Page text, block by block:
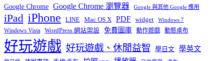
Google Chrome Google Chrome 瀏覽器 Google 與其他 Google 應用
iPad iPhone LINE Mac OS X PDF widget Windows 7
Windows Vista WordPress 網站架設 免費圖庫 動作遊戲 動態桌布
好玩遊戲 好玩遊戲、休閒益智 學日文 學英文